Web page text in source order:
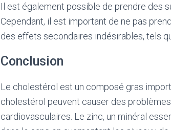
Il est également possible de prendre des
Cependant, il est important de ne pas
des effets secondaires indésirables, tels
Conclusion
Le cholestérol est un composé gras
cholestérol peuvent causer des
cardiovasculaires. Le zinc, un minéral